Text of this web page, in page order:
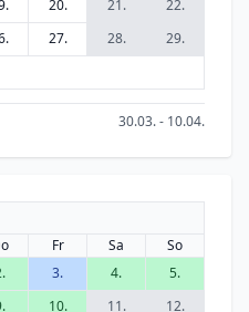
20. 21.
22.
27. 28.
29.
30.03. - 10.04.
Fr Sa
So
3. 4.
5.
10. 11.
12.